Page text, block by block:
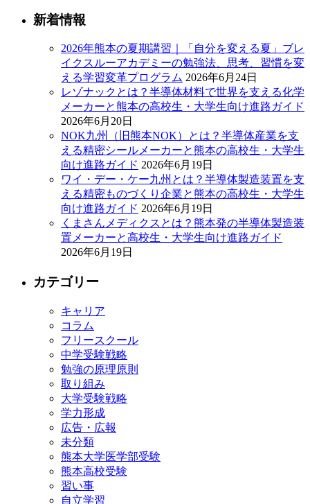
新着情報
2026年熊本の夏期講習｜「自分を変える夏」ブレ
イクスルーアカデミーの勉強法、思考、習慣を変
える学習変革プログラム 2026年6月24日
レゾナックとは？半導体材料で世界を支える化学
メーカーと熊本の高校生・大学生向け進路ガイド
2026年6月20日
NOK九州（旧熊本NOK）とは？半導体産業を支
える精密シールメーカーと熊本の高校生・大学生
向け進路ガイド 2026年6月19日
ワイ・デー・ケー九州とは？半導体製造装置を支
える精密ものづくり企業と熊本の高校生・大学生
向け進路ガイド 2026年6月19日
くまさんメディクスとは？熊本発の半導体製造装
置メーカーと高校生・大学生向け進路ガイド
2026年6月19日
カテゴリー
キャリア
コラム
フリースクール
中学受験戦略
勉強の原理原則
取り組み
大学受験戦略
学力形成
広告・広報
未分類
熊本大学医学部受験
熊本高校受験
習い事
自立学習